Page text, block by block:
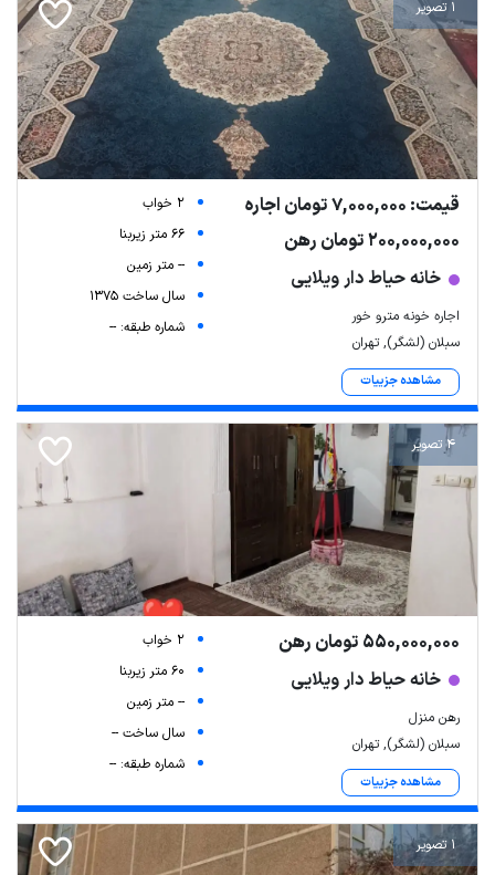
1 تصویر
قیمت: 7,000,000 تومان اجاره
200,000,000 تومان رهن
خانه حیاط دار ویلایی
اجاره خونه مترو خور
سبلان (لشگر), تهران
مشاهده جزییات
2 خواب
66 متر زیربنا
-- متر زمین
سال ساخت 1375
شماره طبقه: --
4 تصویر
550,000,000 تومان رهن
خانه حیاط دار ویلایی
رهن منزل
سبلان (لشگر), تهران
مشاهده جزییات
2 خواب
60 متر زیربنا
-- متر زمین
سال ساخت --
شماره طبقه: --
1 تصویر